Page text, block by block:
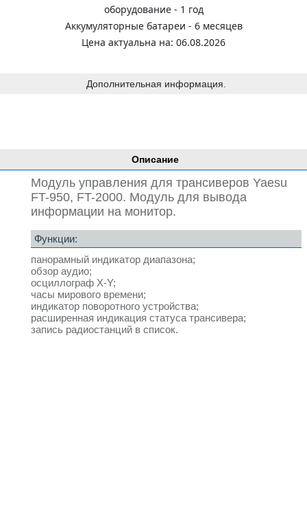
Описание
Модуль управления для трансиверов Yaesu
FT-950, FT-2000. Модуль для вывода
информации на монитор.
Функции:
панорамный индикатор диапазона;
обзор аудио;
осциллограф X-Y;
часы мирового времени;
индикатор поворотного устройства;
расширенная индикация статуса трансивера;
запись радиостанций в список.
оборудование - 1 год
Аккумуляторные батареи - 6 месяцев
Цена актуальна на: 06.08.2026
Дополнительная информация.